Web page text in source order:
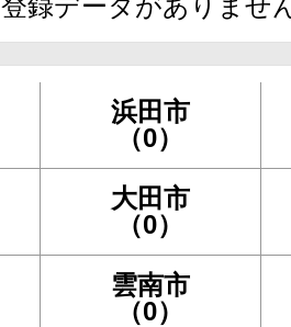
登録データがありませ
浜田市
（0）
大田市
（0）
雲南市
（0）